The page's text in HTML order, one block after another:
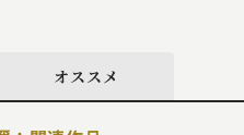
オススメ